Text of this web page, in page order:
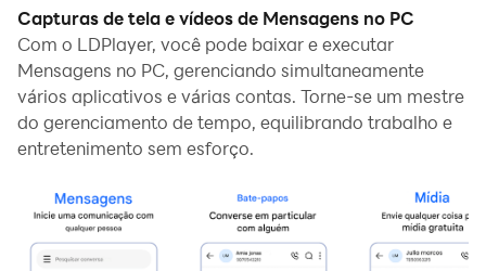
Ao executar Mensagens no seu computador, você
pode navegar claramente em uma tela maior, e
controlar o aplicativo com o mouse e o teclado é
muito mais rápido do que com o teclado de toque, e
você nunca terá que se preocupar com a bateria do
seu dispositivo.
Com as funções de múltiplas instâncias e
sincronizador, você pode até executar vários
aplicativos e contas no seu PC.
Capturas de tela e vídeos de Mensagens no PC
Com o LDPlayer, você pode baixar e executar
Mensagens no PC, gerenciando simultaneamente
vários aplicativos e várias contas. Torne-se um mestre
do gerenciamento de tempo, equilibrando trabalho e
entretenimento sem esforço.